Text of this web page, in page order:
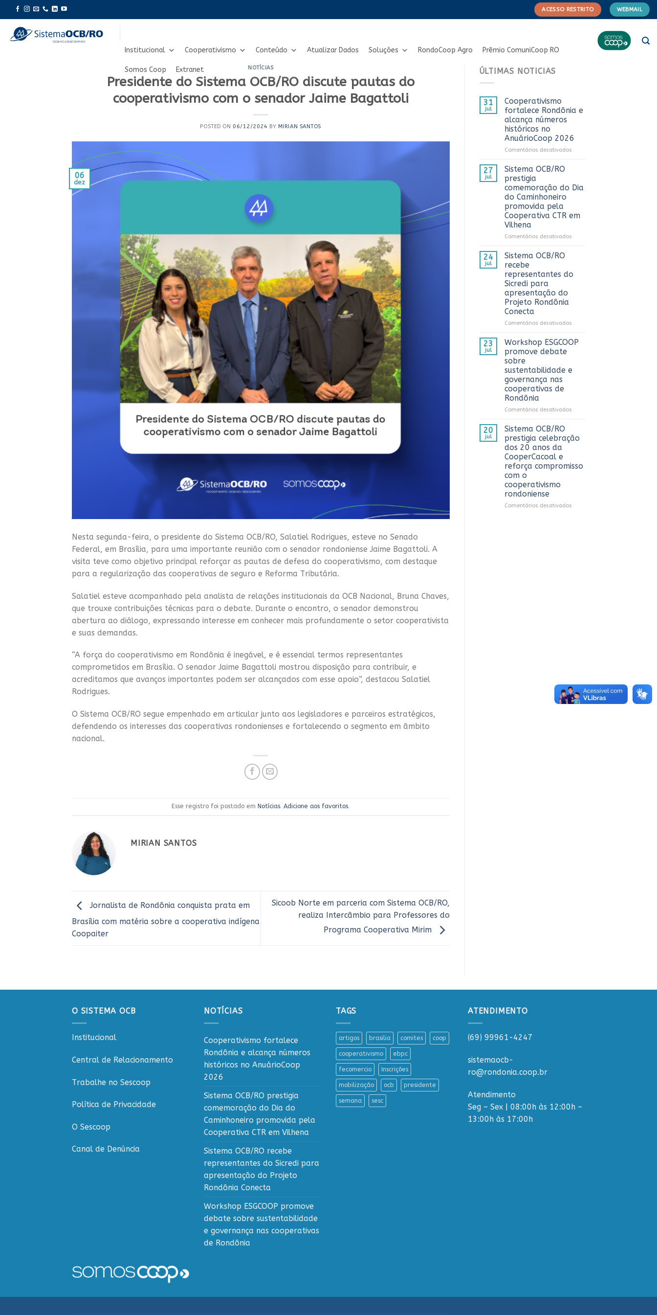
to
content
ACESSO RESTRITO WEBMAIL
Institucional Cooperativismo Conteúdo Atualizar Dados Soluções RondoCoop Agro Prêmio ComuniCoop RO
Somos Coop Extranet NOTÍCIAS
Presidente do Sistema OCB/RO discute pautas do
cooperativismo com o senador Jaime Bagattoli
POSTED ON 06/12/2024 BY MIRIAN SANTOS
06
dez
Nesta segunda-feira, o presidente do Sistema OCB/RO, Salatiel Rodrigues, esteve no Senado
Federal, em Brasília, para uma importante reunião com o senador rondoniense Jaime Bagattoli. A
visita teve como objetivo principal reforçar as pautas de defesa do cooperativismo, com destaque
para a regularização das cooperativas de seguro e Reforma Tributária.
Salatiel esteve acompanhado pela analista de relações institucionais da OCB Nacional, Bruna Chaves,
que trouxe contribuições técnicas para o debate. Durante o encontro, o senador demonstrou
abertura ao diálogo, expressando interesse em conhecer mais profundamente o setor cooperativista
e suas demandas.
“A força do cooperativismo em Rondônia é inegável, e é essencial termos representantes
comprometidos em Brasília. O senador Jaime Bagattoli mostrou disposição para contribuir, e
acreditamos que avanços importantes podem ser alcançados com esse apoio”, destacou Salatiel
Rodrigues.
O Sistema OCB/RO segue empenhado em articular junto aos legisladores e parceiros estratégicos,
defendendo os interesses das cooperativas rondonienses e fortalecendo o segmento em âmbito
nacional.
Esse registro foi postado emNotícias.Adicione aos favoritos.
MIRIAN SANTOS
Jornalista de Rondônia conquista prata em
Brasília com matéria sobre a cooperativa indígena
Coopaiter
Sicoob Norte em parceria com Sistema OCB/RO,
realiza Intercâmbio para Professores do
Programa Cooperativa Mirim
ÚLTIMAS NOTICIAS
31
jul
Cooperativismo
fortalece Rondônia e
alcança números
históricos no
AnuárioCoop 2026
Comentários desativadosem
alcança
no
27
jul
Sistema OCB/RO
prestigia
comemoração do Dia
do Caminhoneiro
promovida pela
Cooperativa CTR em
Vilhena
Comentários desativadosem
do
em
24
jul
Sistema OCB/RO
recebe
representantes do
Sicredi para
apresentação do
Projeto Rondônia
Conecta
Comentários desativadosem
OCB/RO
Sicredi
23
jul
Workshop ESGCOOP
promove debate
sobre
sustentabilidade e
governança nas
cooperativas de
Rondônia
Comentários desativadosem
promove
debate
e
Rondônia
20
jul
Sistema OCB/RO
prestigia celebração
dos 20 anos da
CooperCacoal e
reforça compromisso
com o
cooperativismo
rondoniense
Comentários desativadosem
O SISTEMA OCB
Institucional
Central de Relacionamento
Trabalhe no Sescoop
Política de Privacidade
O Sescoop
Canal de Denúncia
NOTÍCIAS
Cooperativismo fortalece
Rondônia e alcança números
históricos no AnuárioCoop
2026
Sistema OCB/RO prestigia
comemoração do Dia do
Caminhoneiro promovida pela
Cooperativa CTR em Vilhena
Sistema OCB/RO recebe
representantes do Sicredi para
apresentação do Projeto
Rondônia Conecta
Workshop ESGCOOP promove
debate sobre sustentabilidade
e governança nas cooperativas
de Rondônia
TAGS
artigos brasilia comites coop
cooperativismo ebpc
fecomercio Inscrições
mobilização ocb presidente
semana sesc
ATENDIMENTO
(69) 99961-4247
sistemaocb-
ro@rondonia.coop.br
Atendimento
Seg – Sex | 08:00h às 12:00h –
13:00h às 17:00h